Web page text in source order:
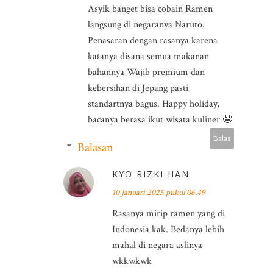
Asyik banget bisa cobain Ramen
langsung di negaranya Naruto.
Penasaran dengan rasanya karena
katanya disana semua makanan
bahannya Wajib premium dan
kebersihan di Jepang pasti
standartnya bagus. Happy holiday,
bacanya berasa ikut wisata kuliner 🤤
Balas
Balasan
KYO RIZKI HAN
10 Januari 2025 pukul 06.49
Rasanya mirip ramen yang di
Indonesia kak. Bedanya lebih
mahal di negara aslinya
wkkwkwk